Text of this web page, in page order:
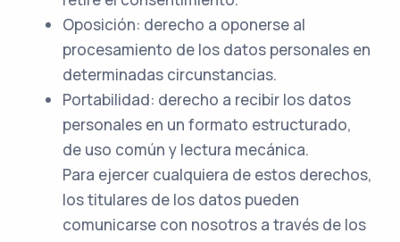
Oposición: derecho a oponerse al
procesamiento de los datos personales en
determinadas circunstancias.
Portabilidad: derecho a recibir los datos
personales en un formato estructurado,
de uso común y lectura mecánica.
Para ejercer cualquiera de estos derechos,
los titulares de los datos pueden
comunicarse con nosotros a través de los